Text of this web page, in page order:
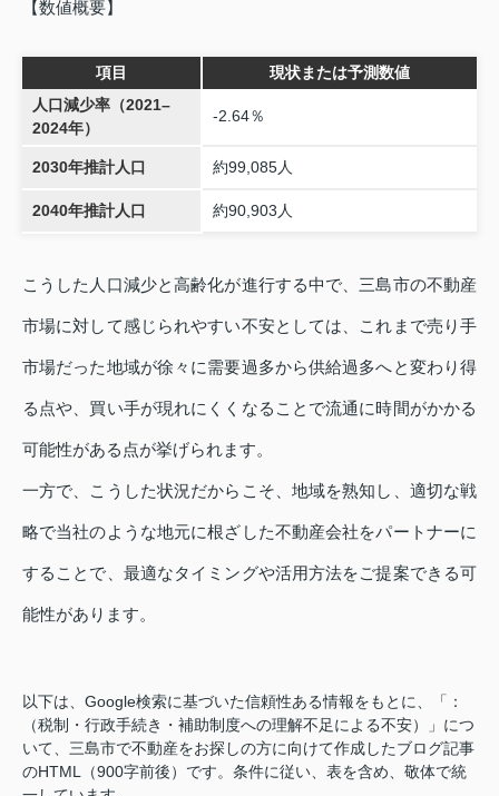
【数値概要】
項目
現状または予測数値
人口減少率（2021–
2024年）
‑2.64％
2030年推計人口 約99,085人
2040年推計人口 約90,903人
こうした人口減少と高齢化が進行する中で、三島市の不動産
市場に対して感じられやすい不安としては、これまで売り手
市場だった地域が徐々に需要過多から供給過多へと変わり得
る点や、買い手が現れにくくなることで流通に時間がかかる
可能性がある点が挙げられます。
一方で、こうした状況だからこそ、地域を熟知し、適切な戦
略で当社のような地元に根ざした不動産会社をパートナーに
することで、最適なタイミングや活用方法をご提案できる可
能性があります。
以下は、Google検索に基づいた信頼性ある情報をもとに、「：
（税制・行政手続き・補助制度への理解不足による不安）」につ
いて、三島市で不動産をお探しの方に向けて作成したブログ記事
のHTML（900字前後）です。条件に従い、表を含め、敬体で統